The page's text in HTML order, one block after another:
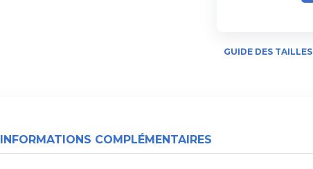
GUIDE DES TAILLES
INFORMATIONS COMPLÉMENTAIRES